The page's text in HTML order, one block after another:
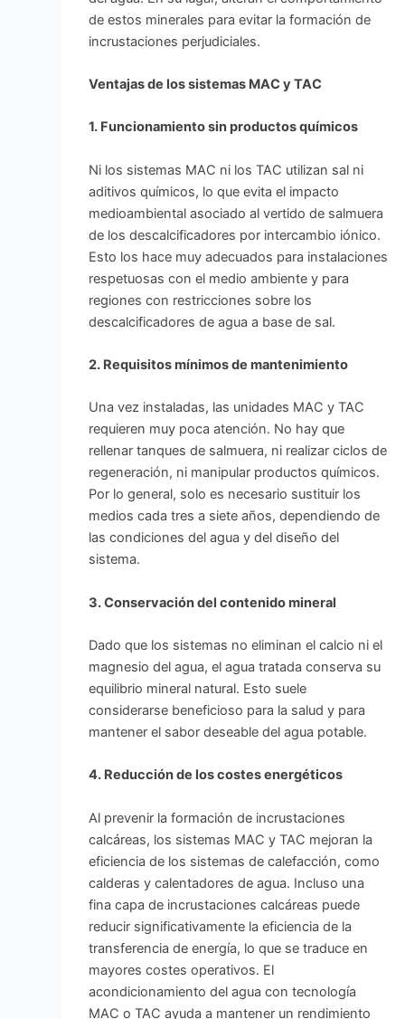
de estos minerales para evitar la formación de
incrustaciones perjudiciales.
Ventajas de los sistemas MAC y TAC
1. Funcionamiento sin productos químicos
Ni los sistemas MAC ni los TAC utilizan sal ni
aditivos químicos, lo que evita el impacto
medioambiental asociado al vertido de salmuera
de los descalcificadores por intercambio iónico.
Esto los hace muy adecuados para instalaciones
respetuosas con el medio ambiente y para
regiones con restricciones sobre los
descalcificadores de agua a base de sal.
2. Requisitos mínimos de mantenimiento
Una vez instaladas, las unidades MAC y TAC
requieren muy poca atención. No hay que
rellenar tanques de salmuera, ni realizar ciclos de
regeneración, ni manipular productos químicos.
Por lo general, solo es necesario sustituir los
medios cada tres a siete años, dependiendo de
las condiciones del agua y del diseño del
sistema.
3. Conservación del contenido mineral
Dado que los sistemas no eliminan el calcio ni el
magnesio del agua, el agua tratada conserva su
equilibrio mineral natural. Esto suele
considerarse beneficioso para la salud y para
mantener el sabor deseable del agua potable.
4. Reducción de los costes energéticos
Al prevenir la formación de incrustaciones
calcáreas, los sistemas MAC y TAC mejoran la
eficiencia de los sistemas de calefacción, como
calderas y calentadores de agua. Incluso una
fina capa de incrustaciones calcáreas puede
reducir significativamente la eficiencia de la
transferencia de energía, lo que se traduce en
mayores costes operativos. El
acondicionamiento del agua con tecnología
MAC o TAC ayuda a mantener un rendimiento